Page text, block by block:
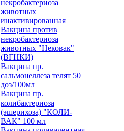
некробактериоза
животных
инактивированная
Вакцина против
некробактериоза
животных "Нековак"
(ВГНКИ)
Вакцина пр.
сальмонеллеза телят 50
доз/100мл
Вакцина пр.
колибактериоза
(эшерихоза) "КОЛИ-
ВАК" 100 мл